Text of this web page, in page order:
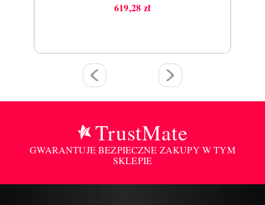
Cena
619,28 zł
TrustMate
GWARANTUJE BEZPIECZNE ZAKUPY W TYM
SKLEPIE